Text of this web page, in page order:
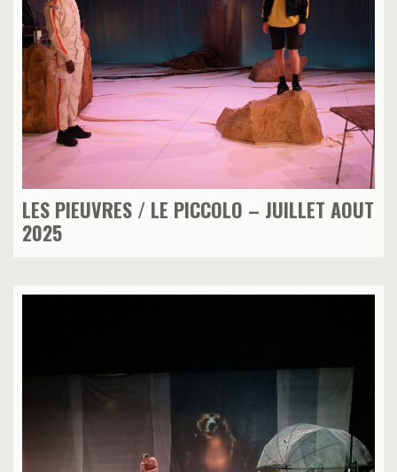
LES PIEUVRES / LE PICCOLO – JUILLET AOUT
2025